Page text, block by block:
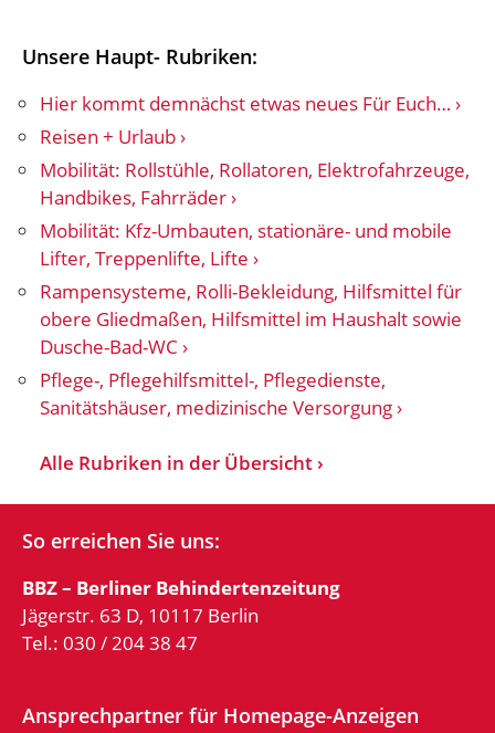
Unsere Haupt- Rubriken:
Hier kommt demnächst etwas neues Für Euch…
Reisen + Urlaub
Mobilität: Rollstühle, Rollatoren, Elektrofahrzeuge,
Handbikes, Fahrräder
Mobilität: Kfz-Umbauten, stationäre- und mobile
Lifter, Treppenlifte, Lifte
Rampensysteme, Rolli-Bekleidung, Hilfsmittel für
obere Gliedmaßen, Hilfsmittel im Haushalt sowie
Dusche-Bad-WC
Pflege-, Pflegehilfsmittel-, Pflegedienste,
Sanitätshäuser, medizinische Versorgung
Alle Rubriken in der Übersicht
So erreichen Sie uns:
BBZ – Berliner Behindertenzeitung
Jägerstr. 63 D, 10117 Berlin
Tel.: 030 / 204 38 47
Ansprechpartner für Homepage-Anzeigen